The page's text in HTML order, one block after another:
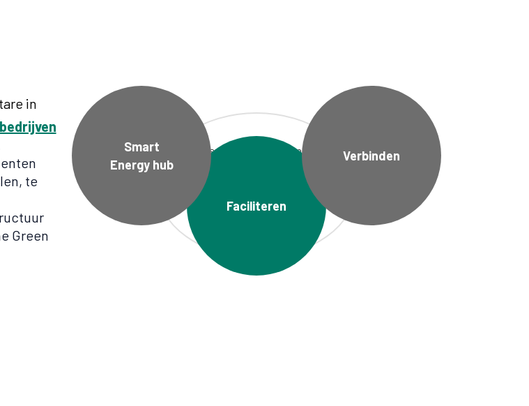
Een fysieke locatie met
kantoor-, test-, opslag- en
productiefaciliteiten waar
ondernemerschap, innovatie &
Faciliteren
Smart
Energy hub
Verbinden
in
te
Green